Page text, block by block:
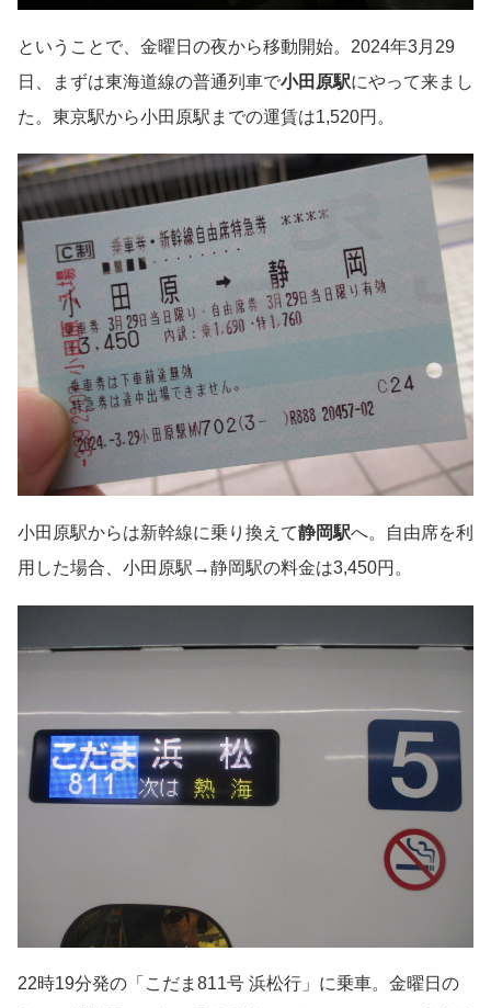
ということで、金曜日の夜から移動開始。2024年3月29
日、まずは東海道線の普通列車で小田原駅にやって来まし
た。東京駅から小田原駅までの運賃は1,520円。
小田原駅からは新幹線に乗り換えて静岡駅へ。自由席を利
用した場合、小田原駅→静岡駅の料金は3,450円。
22時19分発の「こだま811号 浜松行」に乗車。金曜日の